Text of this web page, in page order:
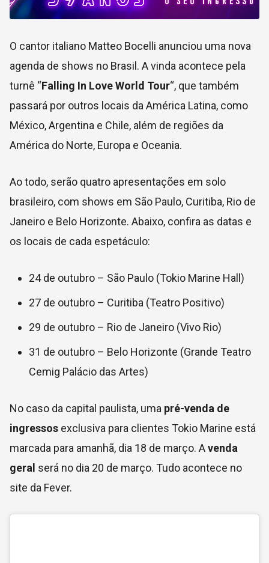
O cantor italiano Matteo Bocelli anunciou uma nova
agenda de shows no Brasil. A vinda acontece pela
turnê “Falling In Love World Tour“, que também
passará por outros locais da América Latina, como
México, Argentina e Chile, além de regiões da
América do Norte, Europa e Oceania.
Ao todo, serão quatro apresentações em solo
brasileiro, com shows em São Paulo, Curitiba, Rio de
Janeiro e Belo Horizonte. Abaixo, confira as datas e
os locais de cada espetáculo:
24 de outubro – São Paulo (Tokio Marine Hall)
27 de outubro – Curitiba (Teatro Positivo)
29 de outubro – Rio de Janeiro (Vivo Rio)
31 de outubro – Belo Horizonte (Grande Teatro
Cemig Palácio das Artes)
No caso da capital paulista, uma pré-venda de
ingressos exclusiva para clientes Tokio Marine está
marcada para amanhã, dia 18 de março. Avenda
geral será no dia 20 de março. Tudo acontece no
site da Fever.